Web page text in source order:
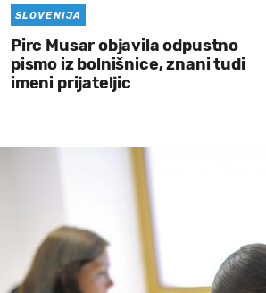
SLOVENIJA
Pirc Musar objavila odpustno
pismo iz bolnišnice, znani tudi
imeni prijateljic